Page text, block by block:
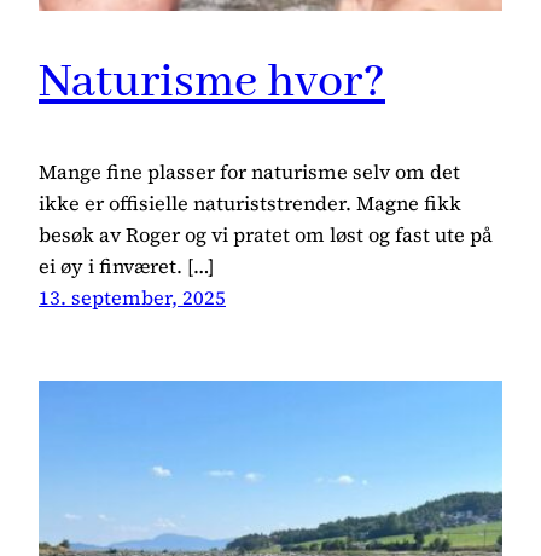
Naturisme hvor?
Mange fine plasser for naturisme selv om det
ikke er offisielle naturiststrender. Magne fikk
besøk av Roger og vi pratet om løst og fast ute på
ei øy i finværet. […]
13. september, 2025